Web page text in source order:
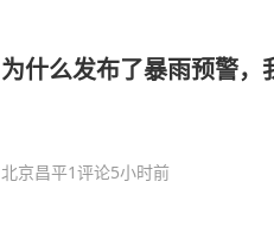
为什么发布了暴雨预警，
北京昌平1评论5小时前